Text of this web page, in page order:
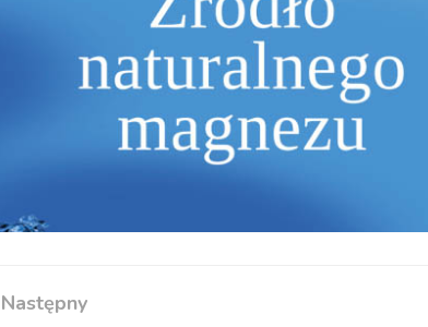
Następny